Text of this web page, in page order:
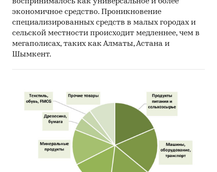
экономичное средство. Проникновение
специализированных средств в малых городах и
сельской местности происходит медленнее, чем в
мегаполисах, таких как Алматы, Астана и
Шымкент.